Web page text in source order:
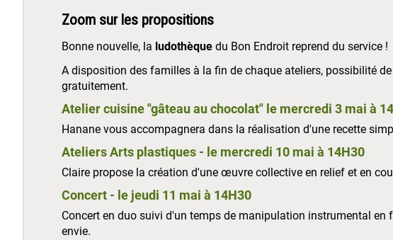
Zoom sur les propositions
Bonne nouvelle, la ludothèque du Bon Endroit reprend du service !
A disposition des familles à la fin de chaque ateliers, possibilité de
gratuitement.
Atelier cuisine "gâteau au chocolat" le mercredi 3 mai à
Hanane vous accompagnera dans la réalisation d'une recette
Ateliers Arts plastiques - le mercredi 10 mai à 14H30
Claire propose la création d'une œuvre collective en relief et en
Concert - le jeudi 11 mai à 14H30
Concert en duo suivi d'un temps de manipulation instrumental
envie.